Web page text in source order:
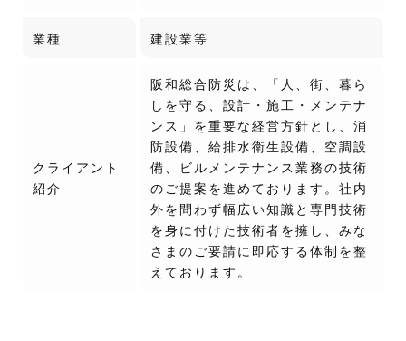
業種 建設業等
クライアント
紹介
阪和総合防災は、「人、街、暮ら
しを守る、設計・施工・メンテナ
ンス」を重要な経営方針とし、消
防設備、給排水衛生設備、空調設
備、ビルメンテナンス業務の技術
のご提案を進めております。社内
外を問わず幅広い知識と専門技術
を身に付けた技術者を擁し、みな
さまのご要請に即応する体制を整
えております。